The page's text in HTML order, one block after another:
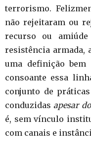
terrorismo.
não rejeitaram ou
recurso ou
resistência armada,
uma definição bem
consoante essa
conjunto de
conduzidasapesar do
é, sem vínculo
com canais e